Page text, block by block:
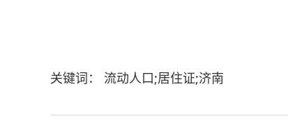
关键词： 流动人口;居住证;济南